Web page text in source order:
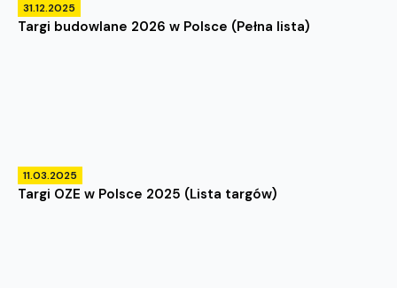
31.12.2025
Targi budowlane 2026 w Polsce (Pełna lista)
11.03.2025
Targi OZE w Polsce 2025 (Lista targów)